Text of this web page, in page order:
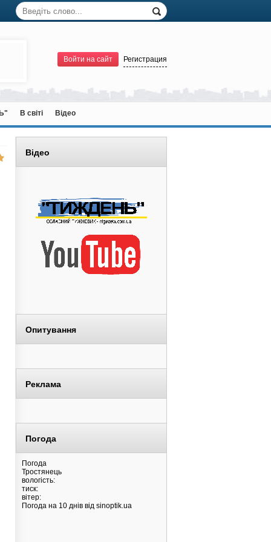
Войти на сайт Регистрация
В світі Відео
Відео
Опитування
Реклама
Погода
Погода
Тростянець
вологість:
тиск:
вітер:
Погода на 10 днів від sinoptik.ua